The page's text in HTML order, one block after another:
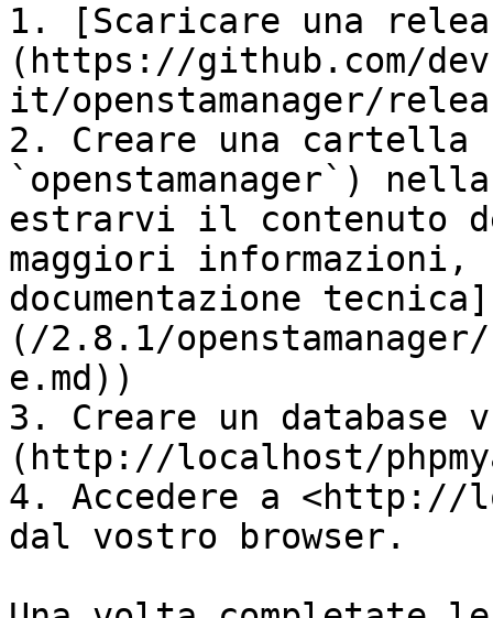
1. [Scaricare una
(https://github.com/
it/openstamanager/
2. Creare una cartella
`openstamanager`)
estrarvi il contenuto
maggiori
documentazione tecnica]
(/2.8.1/
e.md))
3. Creare un database
(http://localhost/
4. Accedere a <http://
dal vostro browser.